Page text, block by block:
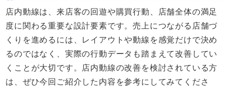
店内動線は、来店客の回遊や購買行動、店舗全体の満足
度に関わる重要な設計要素です。売上につながる店舗づ
くりを進めるには、レイアウトや動線を感覚だけで決め
るのではなく、実際の行動データも踏まえて改善してい
くことが大切です。店内動線の改善を検討されている方
は、ぜひ今回ご紹介した内容を参考にしてみてくださ